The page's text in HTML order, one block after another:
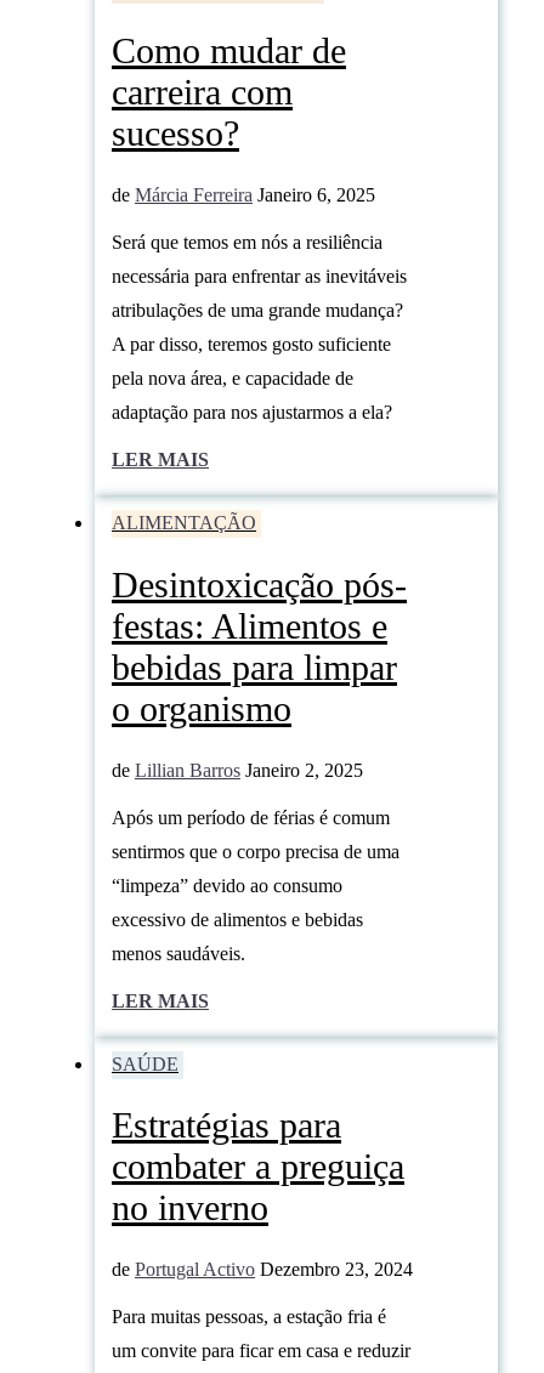
Como mudar de
carreira com
sucesso?
de Márcia Ferreira Janeiro 6, 2025
Será que temos em nós a resiliência
necessária para enfrentar as inevitáveis
atribulações de uma grande mudança?
A par disso, teremos gosto suficiente
pela nova área, e capacidade de
adaptação para nos ajustarmos a ela?
LER MAIS
ALIMENTAÇÃO
Desintoxicação pós-
festas: Alimentos e
bebidas para limpar
o organismo
de Lillian Barros Janeiro 2, 2025
Após um período de férias é comum
sentirmos que o corpo precisa de uma
“limpeza” devido ao consumo
excessivo de alimentos e bebidas
menos saudáveis.
LER MAIS
SAÚDE
Estratégias para
combater a preguiça
no inverno
de Portugal Activo Dezembro 23, 2024
Para muitas pessoas, a estação fria é
um convite para ficar em casa e reduzir